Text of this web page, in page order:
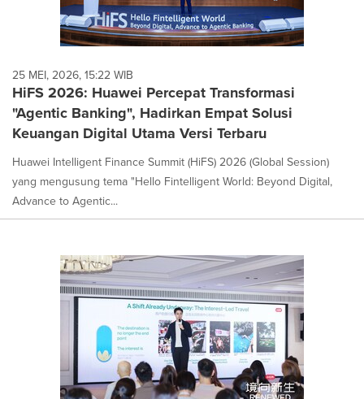
25 MEI, 2026, 15:22 WIB
HiFS 2026: Huawei Percepat Transformasi
"Agentic Banking", Hadirkan Empat Solusi
Keuangan Digital Utama Versi Terbaru
Huawei Intelligent Finance Summit (HiFS) 2026 (Global Session)
yang mengusung tema "Hello Fintelligent World: Beyond Digital,
Advance to Agentic...